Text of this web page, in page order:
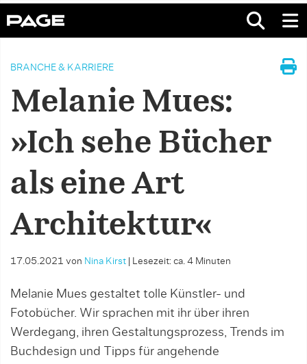
BRANCHE & KARRIERE
Melanie Mues:
»Ich sehe Bücher
als eine Art
Architektur«
17.05.2021 von Nina Kirst Lesezeit: ca. 4 Minuten
Melanie Mues gestaltet tolle Künstler- und
Fotobücher. Wir sprachen mit ihr über ihren
Werdegang, ihren Gestaltungsprozess, Trends im
Buchdesign und Tipps für angehende